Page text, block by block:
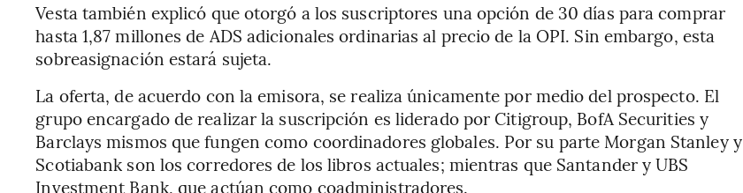
Vesta también explicó que otorgó a los suscriptores una opción de 30 días para comprar
hasta 1,87 millones de ADS adicionales ordinarias al precio de la OPI. Sin embargo, esta
sobreasignación estará sujeta.
La oferta, de acuerdo con la emisora, se realiza únicamente por medio del prospecto. El
grupo encargado de realizar la suscripción es liderado por Citigroup, BofA Securities y
Barclays mismos que fungen como coordinadores globales. Por su parte Morgan Stanley y
Scotiabank son los corredores de los libros actuales; mientras que Santander y UBS
Investment Bank, que actúan como coadministradores.